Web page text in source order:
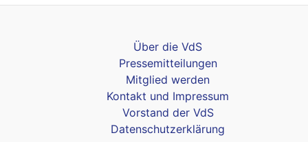
Über die VdS
Pressemitteilungen
Mitglied werden
Kontakt und Impressum
Vorstand der VdS
Datenschutzerklärung